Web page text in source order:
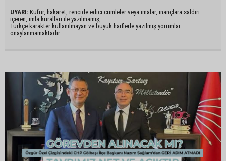
UYARI: Küfür, hakaret, rencide edici cümleler veya imalar, inançlara saldırı
içeren, imla kuralları ile yazılmamış,
Türkçe karakter kullanılmayan ve büyük harflerle yazılmış yorumlar
onaylanmamaktadır.